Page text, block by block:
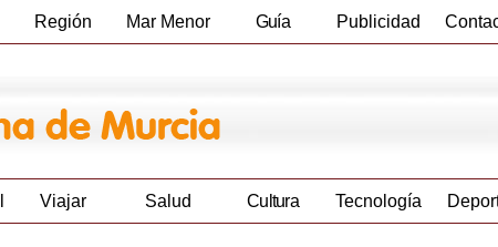
Región Mar Menor Guía Publicidad
Viajar Salud Cultura Tecnología